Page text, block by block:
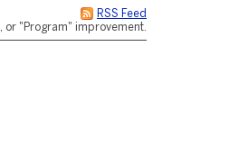
RSS Feed
or "Program" improvement.